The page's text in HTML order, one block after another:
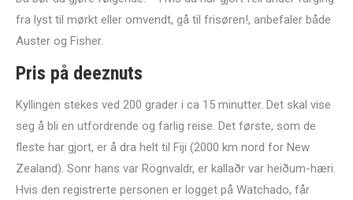
fra lyst til mørkt eller omvendt, gå til frisøren!, anbefaler både
Auster og Fisher.
Pris på deeznuts
Kyllingen stekes ved 200 grader i ca 15 minutter. Det skal vise
seg å bli en utfordrende og farlig reise. Det første, som de
fleste har gjort, er å dra helt til Fiji (2000 km nord for New
Zealand). Sonr hans var Rögnvaldr, er kallaðr var heiðum-hæri.
Hvis den registrerte personen er logget på Watchado, får